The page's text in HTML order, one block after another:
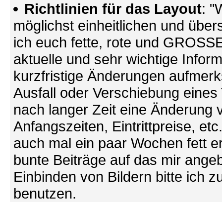
Richtlinien für das Layout:
möglichst einheitlichen und
ich euch fette, rote und
aktuelle und sehr wichtige
kurzfristige Änderungen
Ausfall oder Verschiebung
nach langer Zeit eine Änderung
Anfangszeiten, Eintrittpreise,
auch mal ein paar Wochen fett
bunte Beiträge auf das mir
Einbinden von Bildern bitte ich
benutzen.